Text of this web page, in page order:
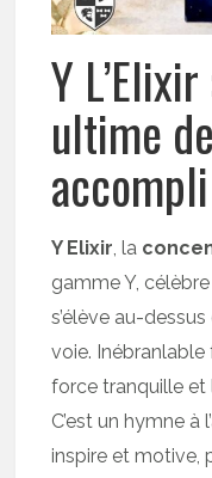
Y
ultime
accompli
Y Elixir, la
gamme Y,
s’élève au-
voie.
force tranquille et
C’est un hymne à
inspire et motive,